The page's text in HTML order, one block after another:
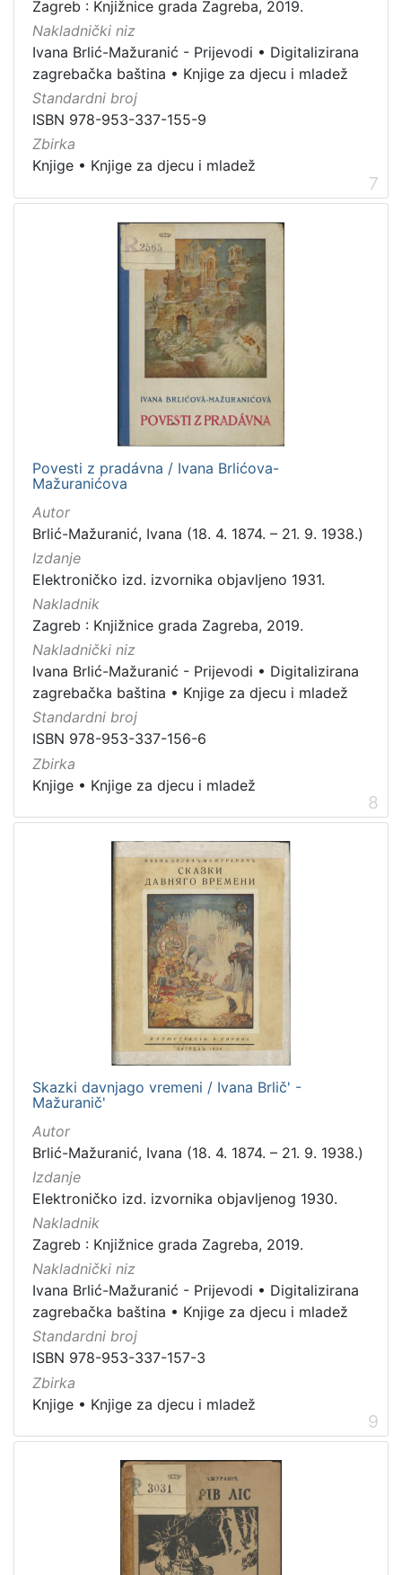
Zagreb : Knjižnice grada Zagreba, 2019.
Nakladnički niz
Ivana Brlić-Mažuranić - Prijevodi • Digitalizirana
zagrebačka baština • Knjige za djecu i mladež
Standardni broj
ISBN 978-953-337-155-9
Zbirka
Knjige • Knjige za djecu i mladež
7
Povesti z pradávna / Ivana Brlićova-
Mažuranićova
Autor
Brlić-Mažuranić, Ivana (18. 4. 1874. – 21. 9. 1938.)
Izdanje
Elektroničko izd. izvornika objavljeno 1931.
Nakladnik
Zagreb : Knjižnice grada Zagreba, 2019.
Nakladnički niz
Ivana Brlić-Mažuranić - Prijevodi • Digitalizirana
zagrebačka baština • Knjige za djecu i mladež
Standardni broj
ISBN 978-953-337-156-6
Zbirka
Knjige • Knjige za djecu i mladež
8
Skazki davnjago vremeni / Ivana Brlič' -
Mažuranič'
Autor
Brlić-Mažuranić, Ivana (18. 4. 1874. – 21. 9. 1938.)
Izdanje
Elektroničko izd. izvornika objavljenog 1930.
Nakladnik
Zagreb : Knjižnice grada Zagreba, 2019.
Nakladnički niz
Ivana Brlić-Mažuranić - Prijevodi • Digitalizirana
zagrebačka baština • Knjige za djecu i mladež
Standardni broj
ISBN 978-953-337-157-3
Zbirka
Knjige • Knjige za djecu i mladež
9